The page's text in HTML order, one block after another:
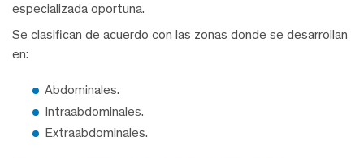
especializada oportuna.
Se clasifican de acuerdo con las zonas donde se desarrollan
en:
Abdominales.
Intraabdominales.
Extraabdominales.